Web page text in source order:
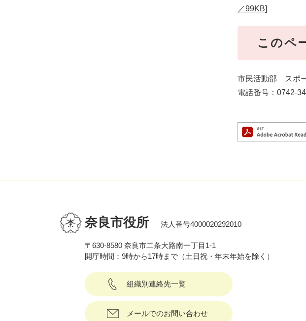
／99KB]
このペ
市民活動部 スポ
電話番号：
奈良市役所 法人番号4000020292010
〒630-8580 奈良市二条大路南一丁目1-1
開庁時間：9時から17時まで（土日祝・年末年始を除く）
組織別連絡先一覧
メールでのお問い合わせ